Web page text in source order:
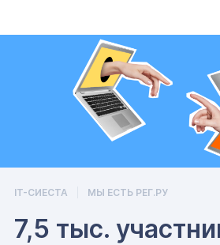
IT-СИЕСТА МЫ ЕСТЬ РЕГ.РУ
7,5 тыс.